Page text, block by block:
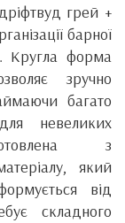
грей +
барної
Кругла форма
зручно
багато
невеликих
з
який
від
складного